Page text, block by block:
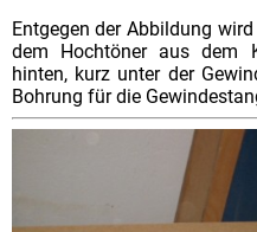
Entgegen der Abbildung
dem Hochtöner aus dem
hinten, kurz unter der
Bohrung für die